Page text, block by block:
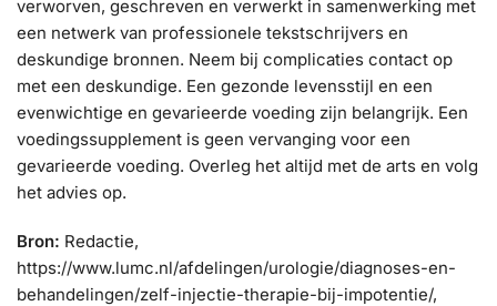
verworven, geschreven en verwerkt in samenwerking met
een netwerk van professionele tekstschrijvers en
deskundige bronnen. Neem bij complicaties contact op
met een deskundige. Een gezonde levensstijl en een
evenwichtige en gevarieerde voeding zijn belangrijk. Een
voedingssupplement is geen vervanging voor een
gevarieerde voeding. Overleg het altijd met de arts en volg
het advies op.
Bron: Redactie,
https://www.lumc.nl/afdelingen/urologie/diagnoses-en-
behandelingen/zelf-injectie-therapie-bij-impotentie/,